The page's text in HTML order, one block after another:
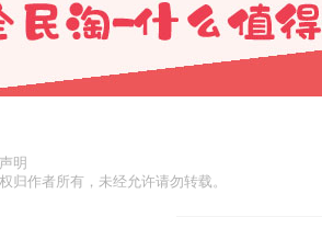
明
归作者所有，未经允许请勿转载。